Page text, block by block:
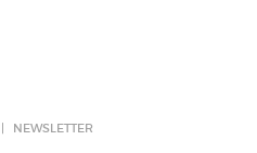
NEWSLETTER